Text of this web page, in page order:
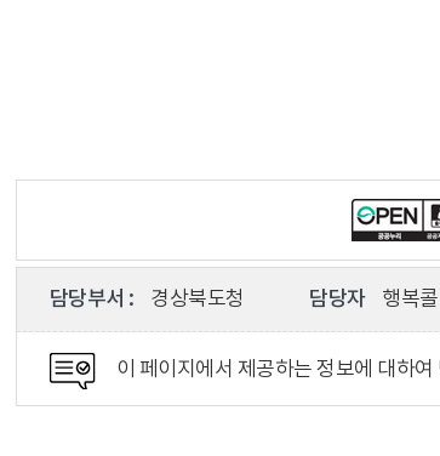
담당부서 : 경상북도청 담당자 행복
이 페이지에서 제공하는 정보에 대하여